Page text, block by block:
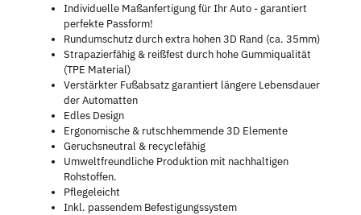
Individuelle Maßanfertigung für Ihr Auto - garantiert
perfekte Passform!
Rundumschutz durch extra hohen 3D Rand (ca. 35mm)
Strapazierfähig & reißfest durch hohe Gummiqualität
(TPE Material)
Verstärkter Fußabsatz garantiert längere Lebensdauer
der Automatten
Edles Design
Ergonomische & rutschhemmende 3D Elemente
Geruchsneutral & recyclefähig
Umweltfreundliche Produktion mit nachhaltigen
Rohstoffen.
Pflegeleicht
Inkl. passendem Befestigungssystem